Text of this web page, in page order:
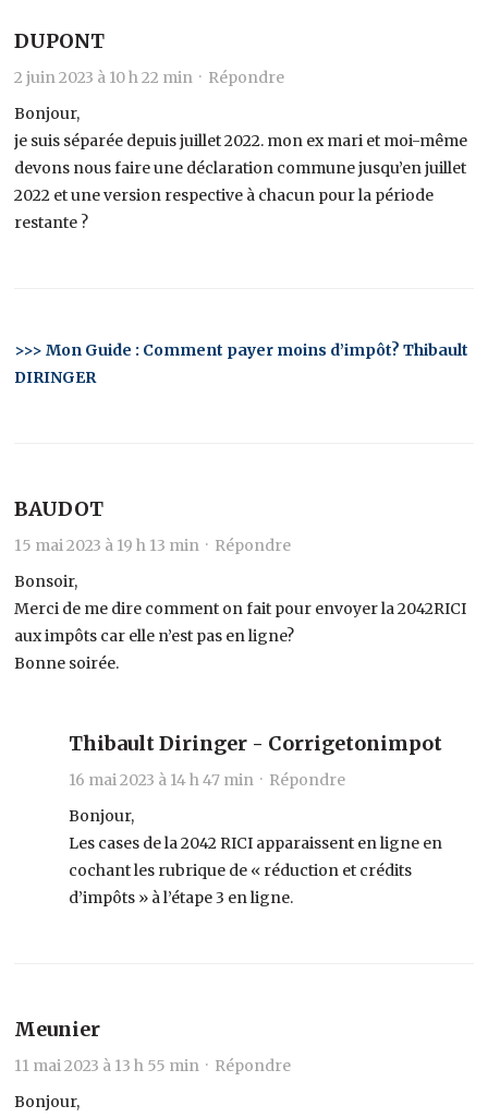
DUPONT
2 juin 2023 à 10 h 22 min · Répondre
Bonjour,
je suis séparée depuis juillet 2022. mon ex mari et moi-même
devons nous faire une déclaration commune jusqu’en juillet
2022 et une version respective à chacun pour la période
restante ?
>>> Mon Guide : Comment payer moins d’impôt? Thibault
DIRINGER
BAUDOT
15 mai 2023 à 19 h 13 min · Répondre
Bonsoir,
Merci de me dire comment on fait pour envoyer la 2042RICI
aux impôts car elle n’est pas en ligne?
Bonne soirée.
Thibault Diringer - Corrigetonimpot
16 mai 2023 à 14 h 47 min · Répondre
Bonjour,
Les cases de la 2042 RICI apparaissent en ligne en
cochant les rubrique de « réduction et crédits
d’impôts » à l’étape 3 en ligne.
Meunier
11 mai 2023 à 13 h 55 min · Répondre
Bonjour,